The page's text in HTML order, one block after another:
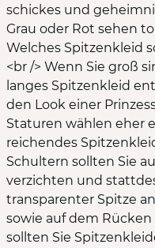
schickes und
Grau oder Rot sehen
Welches Spitzenkleid
<br /> Wenn Sie groß
langes Spitzenkleid
den Look einer
Staturen wählen eher
reichendes
Schultern sollten Sie
verzichten und
transparenter Spitze
sowie auf dem
sollten Sie